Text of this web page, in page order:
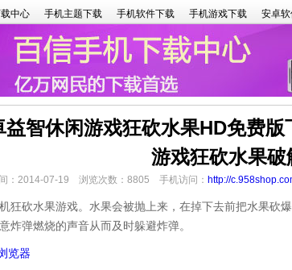
中心 手机主题下载 手机软件下载 手机游戏下载 安卓
益智休闲游戏狂砍水果HD免费
游戏狂砍水果破
：2014-07-19 浏览次数：8805 手机访问： http://
砍水果游戏。水果会被抛上来，在掉下去前把水果砍
炸弹燃烧的声音从而及时躲避炸弹。